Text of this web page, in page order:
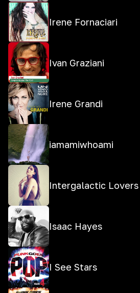
Irene Fornaciari
Ivan Graziani
Irene Grandi
iamamiwhoami
Intergalactic Lovers
Isaac Hayes
I See Stars